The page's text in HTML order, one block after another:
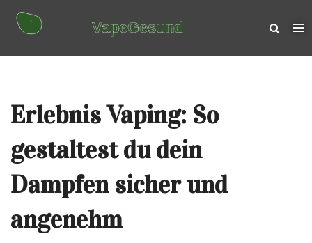
Erlebnis Vaping: So
gestaltest du dein
Dampfen sicher und
angenehm